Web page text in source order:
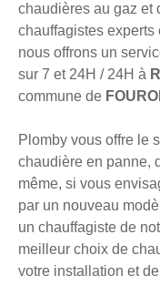
chaudières au gaz et
chauffagistes experts
nous offrons un
sur 7 et 24H / 24H à
commune de
Plomby vous offre le
chaudière en panne,
même, si vous
par un nouveau
un chauffagiste de
meilleur choix de
votre installation et